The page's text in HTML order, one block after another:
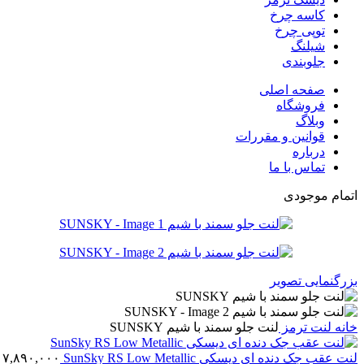
کاسه چرخ
توپی چرخ
شیلنگ
جلوبندی
صفحه اصلی
فروشگاه
وبلاگ
قوانین و مقررات
درباره
تماس با ما
اتمام موجودی
بزرگنمایی تصویر
خانه لنت ترمز لنت جلو سمند با شيم SUNSKY
لنت عقب جک دنده ای دیسکی SunSky RS Low Metallic